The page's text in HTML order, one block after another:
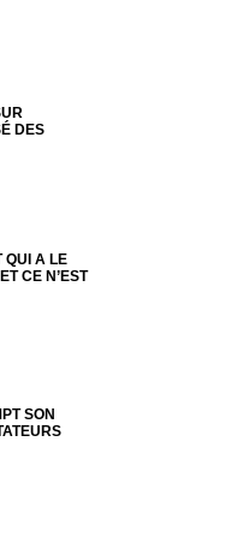
DES
QUI A LE
CE N’EST
SON